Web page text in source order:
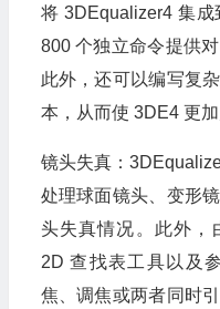
将 3DEqualizer4 集
800 个独立命令提供
此外，还可以编写复
本，从而使 3DE4 更加
镜头失真：
处理球面镜头、变形
头失真情况。此外，
2D 查找表工具以及
焦、调焦或两者同时